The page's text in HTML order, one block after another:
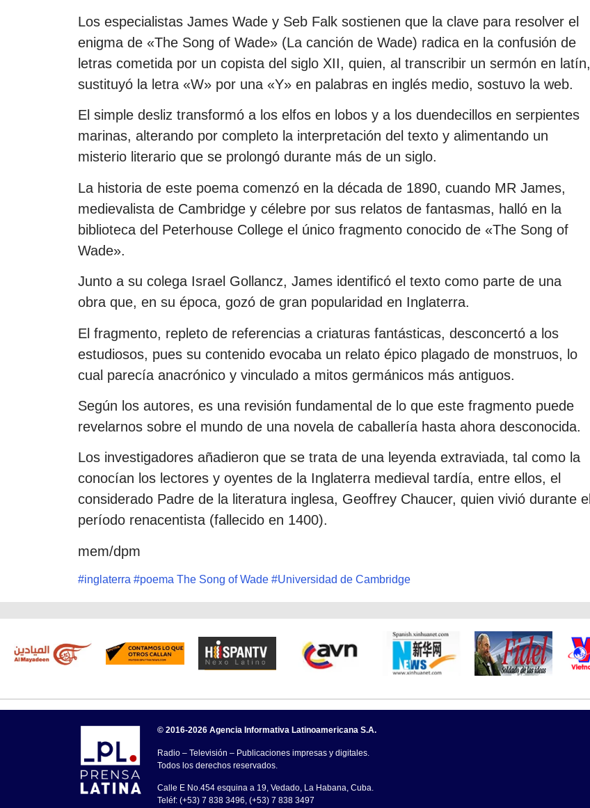
Los especialistas James Wade y Seb Falk sostienen que la clave para resolver el
enigma de «The Song of Wade» (La canción de Wade) radica en la confusión de
letras cometida por un copista del siglo XII, quien, al transcribir un sermón en latín,
sustituyó la letra «W» por una «Y» en palabras en inglés medio, sostuvo la web.
El simple desliz transformó a los elfos en lobos y a los duendecillos en serpientes
marinas, alterando por completo la interpretación del texto y alimentando un
misterio literario que se prolongó durante más de un siglo.
La historia de este poema comenzó en la década de 1890, cuando MR James,
medievalista de Cambridge y célebre por sus relatos de fantasmas, halló en la
biblioteca del Peterhouse College el único fragmento conocido de «The Song of
Wade».
Junto a su colega Israel Gollancz, James identificó el texto como parte de una
obra que, en su época, gozó de gran popularidad en Inglaterra.
El fragmento, repleto de referencias a criaturas fantásticas, desconcertó a los
estudiosos, pues su contenido evocaba un relato épico plagado de monstruos, lo
cual parecía anacrónico y vinculado a mitos germánicos más antiguos.
Según los autores, es una revisión fundamental de lo que este fragmento puede
revelarnos sobre el mundo de una novela de caballería hasta ahora desconocida.
Los investigadores añadieron que se trata de una leyenda extraviada, tal como la
conocían los lectores y oyentes de la Inglaterra medieval tardía, entre ellos, el
considerado Padre de la literatura inglesa, Geoffrey Chaucer, quien vivió durante el
período renacentista (fallecido en 1400).
mem/dpm
#inglaterra #poema The Song of Wade #Universidad de Cambridge
© 2016-2026 Agencia Informativa Latinoamericana S.A.
Radio – Televisión – Publicaciones impresas y digitales.
Todos los derechos reservados.
Calle E No.454 esquina a 19, Vedado, La Habana, Cuba.
Teléf: (+53) 7 838 3496, (+53) 7 838 3497